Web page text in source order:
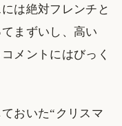
は絶対フレンチと
まずいし、高い
メントにはびっく
おいた“クリスマ